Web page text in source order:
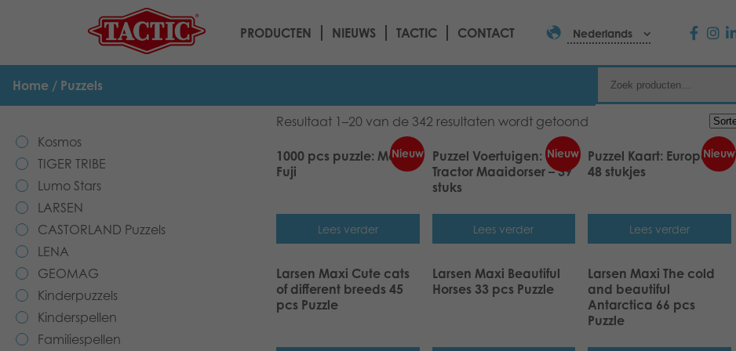
PRODUCTEN NIEUWS TACTIC CONTACT Nederlands
Home / Puzzels
Kosmos
TIGER TRIBE
Lumo Stars
LARSEN
CASTORLAND Puzzels
LENA
GEOMAG
Kinderpuzzels
Kinderspellen
Familiespellen
Resultaat 1–20 van de 342 resultaten wordt getoond
Nieuw
1000 pcs puzzle: Mount
Fuji
Lees verder
Nieuw
Puzzel Voertuigen:
Tractor Maaidorser – 39
stuks
Lees verder
Nieuw
Puzzel Kaart: Europa –
48 stukjes
Lees verder
Larsen Maxi Cute cats
of different breeds 45
pcs Puzzle
Larsen Maxi Beautiful
Horses 33 pcs Puzzle
Larsen Maxi The cold
and beautiful
Antarctica 66 pcs
Puzzle